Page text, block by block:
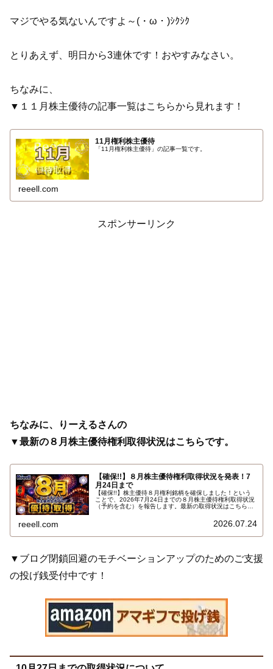
マジでやる気ないんですよ～(・ω・)ｼｸｼｸ
とりあえず、明日から3連休です！おやすみなさい。
ちなみに、
▼１１月株主優待の記事一覧はこちらから見れます！
11月権利株主優待
「11月権利株主優待」の記事一覧です。
reeell.com
スポンサーリンク
ちなみに、りーえるさんの
▼最新の８月株主優待権利取得状況はこちらです。
【確保!!】８月株主優待権利取得状況を発表！7
月24日まで
【確保!!】株主優待８月権利銘柄を確保しました！という
ことで、2026年7月24日までの８月株主優待権利取得状況
（予約を含む）を報告します。最新の取得状況はこちらで
reeell.com 2026.07.24
▼ブログ閉鎖回避のモチベーションアップのためのご支援
の投げ銭受付中です！